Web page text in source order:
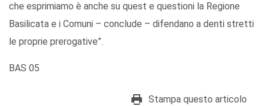
che esprimiamo è anche su quest e questioni la Regione
Basilicata e i Comuni – conclude – difendano a denti stretti
le proprie prerogative”.
BAS 05
Stampa questo articolo